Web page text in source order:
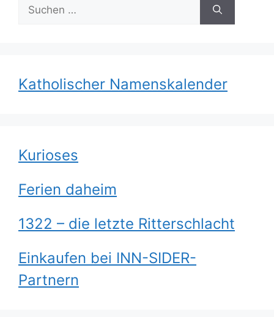
nach:
Katholischer Namenskalender
Kurioses
Ferien daheim
1322 – die letzte Ritterschlacht
Einkaufen bei INN-SIDER-
Partnern